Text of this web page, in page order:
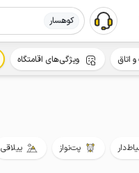
کوهسار
پت‌نواز ییلاقی
اتاق ویژگی‌های اقامتگاه